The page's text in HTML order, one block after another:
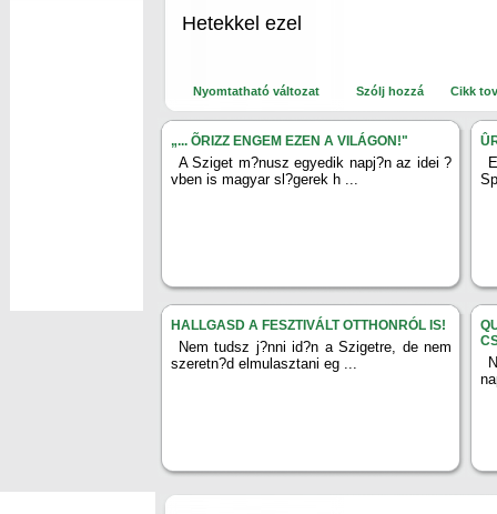
Hetekkel ezel
Nyomtatható változat Szólj hozzá Cikk
„... ÕRIZZ ENGEM EZEN A VILÁGON!"
A Sziget m?nusz egyedik napj?n az idei ?
vben is magyar sl?gerek h ...
HALLGASD A FESZTIVÁLT OTTHONRÓL IS!
Nem tudsz j?nni id?n a Szigetre, de nem
szeretn?d elmulasztani eg ...